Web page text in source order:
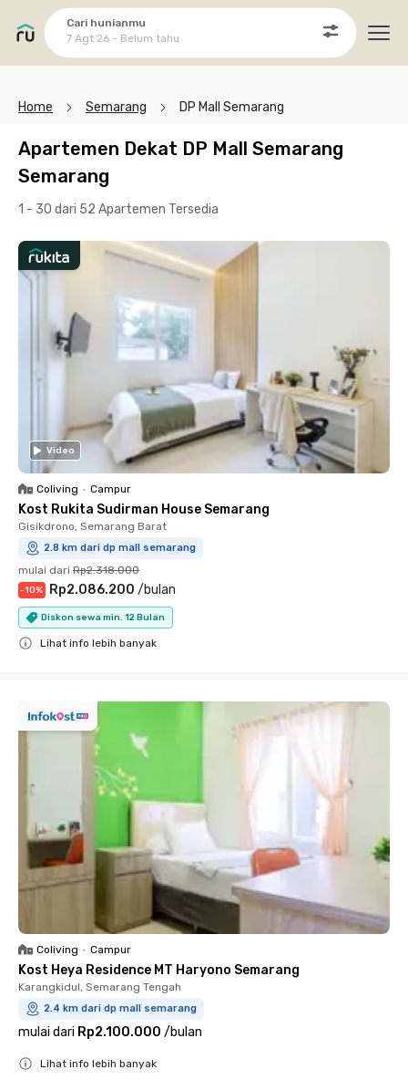
Cari hunianmu
7 Agt 26 - Belum tahu
Home Semarang DP Mall Semarang
Apartemen Dekat DP Mall Semarang
Semarang
1 - 30 dari 52 Apartemen Tersedia
Video
Coliving • Campur
Kost Rukita Sudirman House Semarang
Gisikdrono, Semarang Barat
2.8 km dari dp mall semarang
mulai dari Rp2.318.000
-10% Rp2.086.200 /bulan
Diskon sewa min. 12 Bulan
Lihat info lebih banyak
Coliving • Campur
Kost Heya Residence MT Haryono Semarang
Karangkidul, Semarang Tengah
2.4 km dari dp mall semarang
mulai dari Rp2.100.000 /bulan
Lihat info lebih banyak